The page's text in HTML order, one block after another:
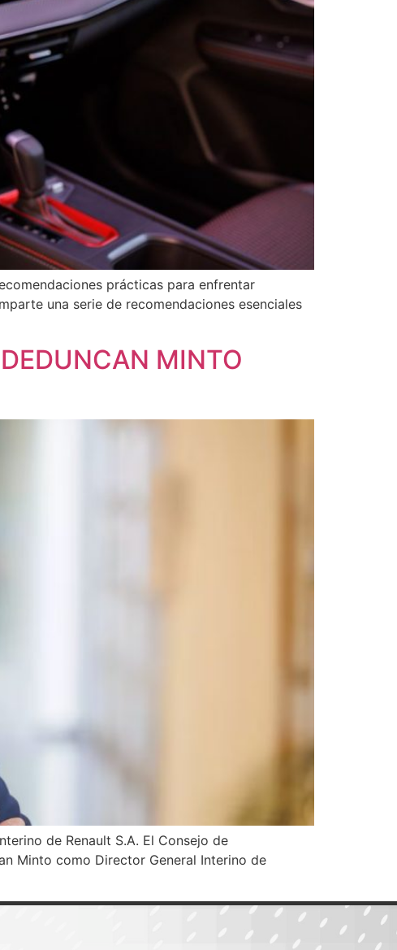
prácticas para enfrentar
una serie de recomendaciones esenciales
MINTO
de Renault S.A. El Consejo de
Minto como Director General Interino de